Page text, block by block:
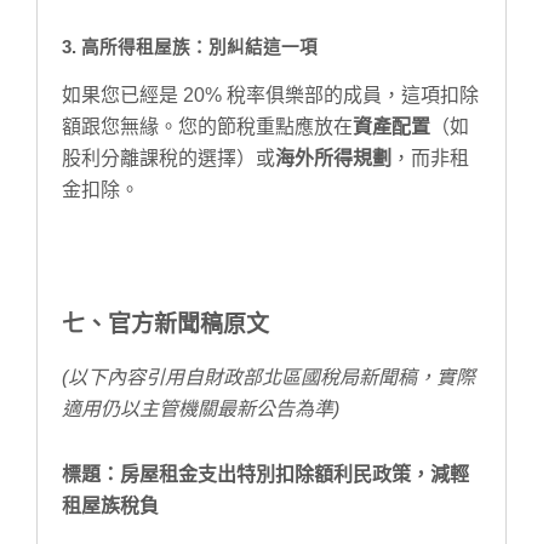
3. 高所得租屋族：別糾結這一項
如果您已經是 20% 稅率俱樂部的成員，這項扣除
額跟您無緣。您的節稅重點應放在資產配置 （如
股利分離課稅的選擇）或海外所得規劃 ，而非租
金扣除。
七、官方新聞稿原文
(以下內容引用自財政部北區國稅局新聞稿，實際
適用仍以主管機關最新公告為準)
標題：房屋租金支出特別扣除額利民政策，減輕
租屋族稅負